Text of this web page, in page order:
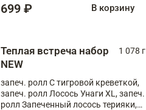
699 ₽ В корзину
Теплая встреча набор
NEW
1 078 г
запеч. ролл С тигровой креветкой,
запеч. ролл Лосось Унаги XL, запеч.
ролл Запеченный лосось терияки,